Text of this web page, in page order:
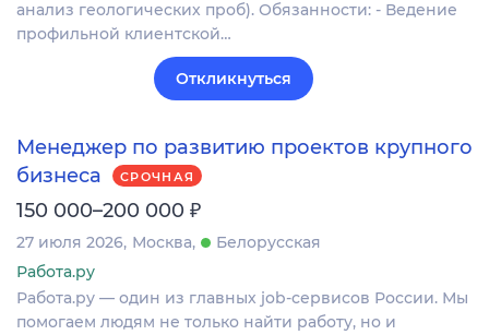
анализ геологических проб). Обязанности: - Ведение
профильной клиентской…
Откликнуться
Менеджер по развитию проектов крупного
бизнеса
СРОЧНАЯ
150 000–200 000 ₽
27 июля 2026 Москва
Белорусская
Работа.ру
Работа.ру — один из главных job-сервисов России. Мы
помогаем людям не только найти работу, но и